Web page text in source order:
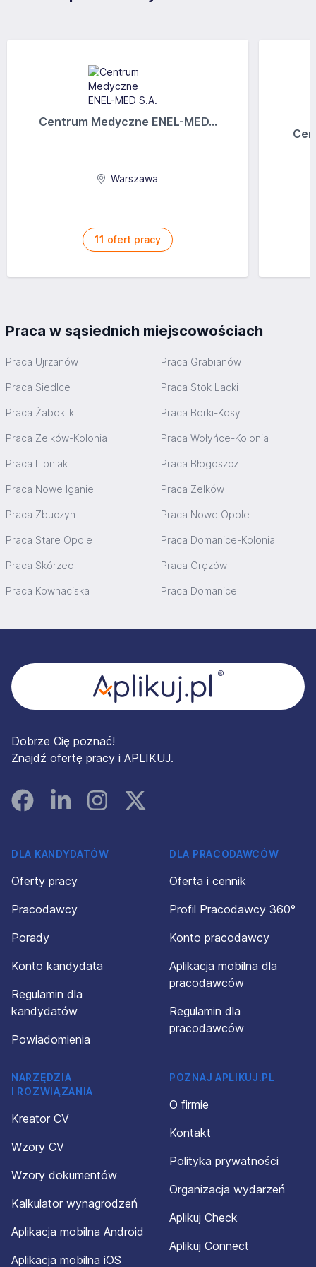
Centrum Medyczne ENEL-MED...
Warszawa
11 ofert pracy
Praca w sąsiednich miejscowościach
Praca Ujrzanów Praca Grabianów
Praca Siedlce Praca Stok Lacki
Praca Żabokliki Praca Borki-Kosy
Praca Żelków-Kolonia Praca Wołyńce-Kolonia
Praca Lipniak Praca Błogoszcz
Praca Nowe Iganie Praca Żelków
Praca Zbuczyn Praca Nowe Opole
Praca Stare Opole Praca Domanice-Kolonia
Praca Skórzec Praca Gręzów
Praca Kownaciska Praca Domanice
Dobrze Cię poznać!
Znajdź ofertę pracy i APLIKUJ.
FacebookLinked InInstagramInstagram
DLA KANDYDATÓW
Oferty pracy
Pracodawcy
Porady
Konto kandydata
Regulamin dla
kandydatów
Powiadomienia
DLA PRACODAWCÓW
Oferta i cennik
Profil Pracodawcy 360°
Konto pracodawcy
Aplikacja mobilna dla
pracodawców
Regulamin dla
pracodawców
NARZĘDZIA
I ROZWIĄZANIA
Kreator CV
Wzory CV
Wzory dokumentów
Kalkulator wynagrodzeń
Aplikacja mobilna Android
Aplikacja mobilna iOS
POZNAJ APLIKUJ.PL
O firmie
Kontakt
Polityka prywatności
Organizacja wydarzeń
Aplikuj Check
Aplikuj Connect